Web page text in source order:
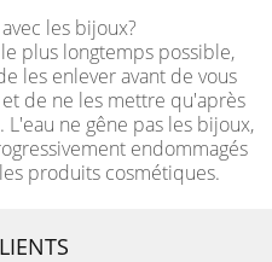
avec les bijoux?
plus longtemps possible,
les enlever avant de vous
de ne les mettre qu'après
ne gêne pas les bijoux,
endommagés
produits cosmétiques.